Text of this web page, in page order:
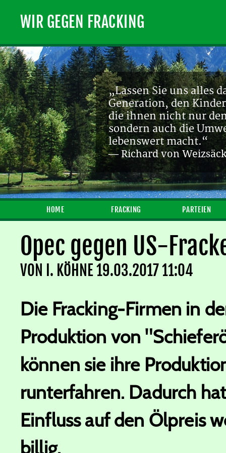
WIR GEGEN FRACKING
„Ein endlicher
Zukunft sein! [...] Die
— Michael Bauchmüller
HOME FRACKING PARTEIEN
Opec gegen US-
VON I. KÖHNE19.03.2017 11:04
Die Fracking-Firmen in
Produktion von
können sie ihre
runterfahren. Dadurch
Einfluss auf den Ölpreis
billig.